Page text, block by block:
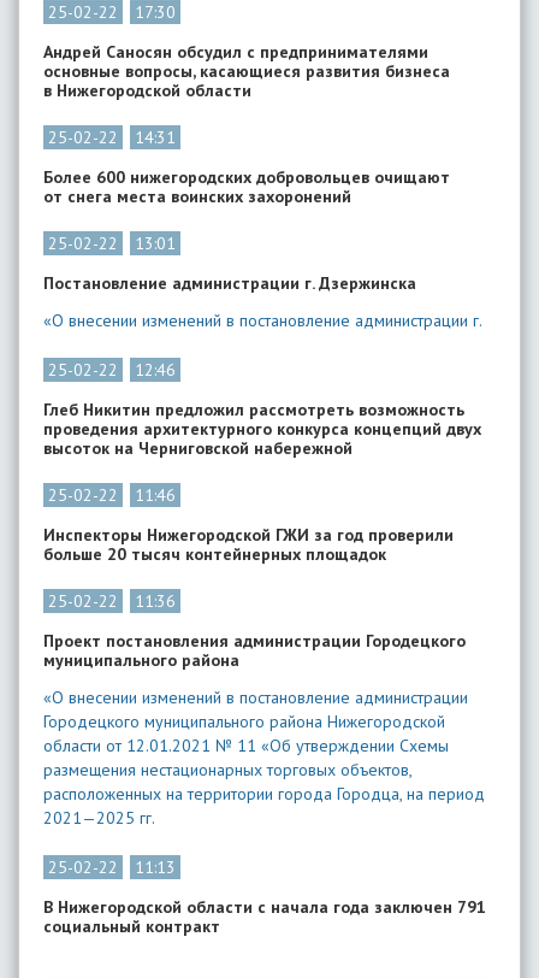
25-02-22
17:30
Андрей Саносян обсудил с предпринимателями
основные вопросы, касающиеся развития бизнеса
в Нижегородской области
25-02-22
14:31
Более 600 нижегородских добровольцев очищают
от снега места воинских захоронений
25-02-22
13:01
Постановление администрации г. Дзержинска
«О внесении изменений в постановление администрации г.
25-02-22
12:46
Глеб Никитин предложил рассмотреть возможность
проведения архитектурного конкурса концепций двух
высоток на Черниговской набережной
25-02-22
11:46
Инспекторы Нижегородской ГЖИ за год проверили
больше 20 тысяч контейнерных площадок
25-02-22
11:36
Проект постановления администрации Городецкого
муниципального района
«О внесении изменений в постановление администрации
Городецкого муниципального района Нижегородской
области от 12.01.2021 № 11 «Об утверждении Схемы
размещения нестационарных торговых объектов,
расположенных на территории города Городца, на период
2021—2025 гг.
25-02-22
11:13
В Нижегородской области с начала года заключен 791
социальный контракт